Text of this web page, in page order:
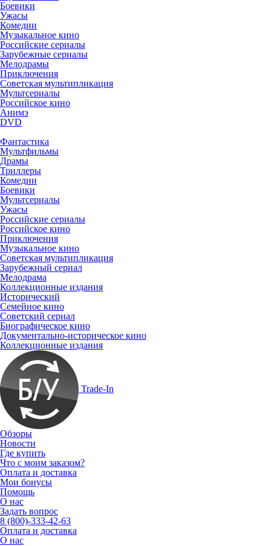
Боевики
Ужасы
Комедии
Музыкальное кино
Российские сериалы
Зарубежные сериалы
Мелодрамы
Приключения
Советская мультипликация
Мультсериалы
Российское кино
Анимэ
DVD
Фантастика
Мультфильмы
Драмы
Триллеры
Комедии
Боевики
Мультсериалы
Ужасы
Российские сериалы
Российское кино
Приключения
Музыкальное кино
Советская мультипликация
Зарубежный сериал
Мелодрама
Коллекционные издания
Исторический
Семейное кино
Советский сериал
Биографическое кино
Документально-историческое кино
Коллекционные издания
Trade-In
Обзоры
Новости
Где купить
Что с моим заказом?
Оплата и доставка
Мои бонусы
Помощь
О нас
Задать вопрос
8 (800)-333-42-63
Оплата и доставка
О нас